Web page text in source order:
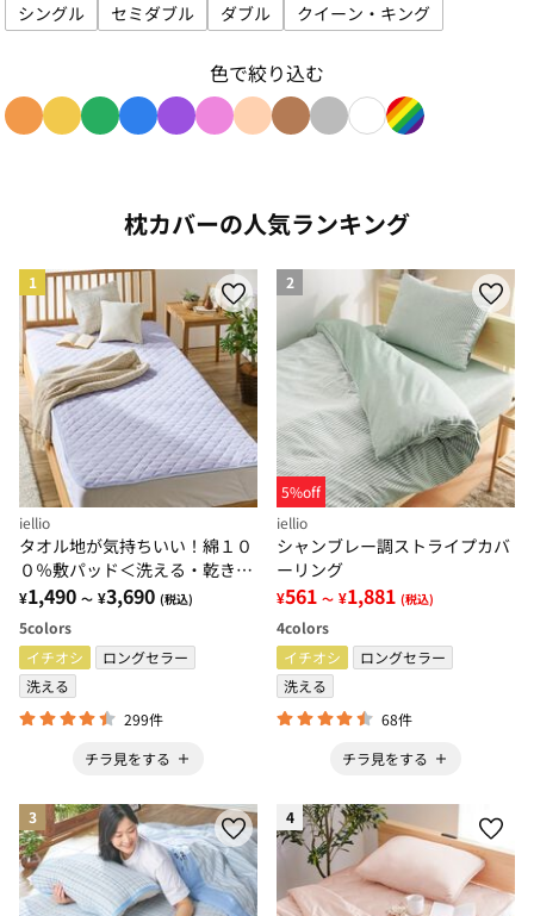
シングル
サイズで絞り込み: シングル
セミダブル
サイズで絞り込み: セミダブル
ダブル
サイズで絞り込み: ダブル
クイーン・キング
サイズで絞り込み: ク
色で絞り込む
枕カバーの人気ランキング
1
iellio
タオル地が気持ちいい！綿１０
０％敷パッド＜洗える・乾きや
すい・オールシーズン・天然素
材＞
¥1,490 ～ ¥3,690 (税込)
5colors
イチオシ
ロングセラー
洗える
299件
チラ見をする
2
5%off
iellio
シャンブレー調ストライプカバ
ーリング
¥561 ～ ¥1,881 (税込)
4colors
イチオシ
ロングセラー
洗える
68件
チラ見をする
3 4